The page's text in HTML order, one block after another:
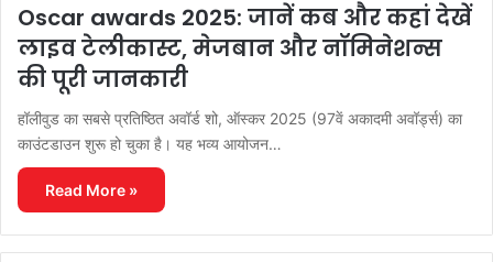
Oscar awards 2025: जानें कब और कहां देखें
लाइव टेलीकास्ट, मेजबान और नॉमिनेशन्स
की पूरी जानकारी
हॉलीवुड का सबसे प्रतिष्ठित अवॉर्ड शो, ऑस्कर 2025 (97वें अकादमी अवॉर्ड्स) का
काउंटडाउन शुरू हो चुका है। यह भव्य आयोजन…
Read More »